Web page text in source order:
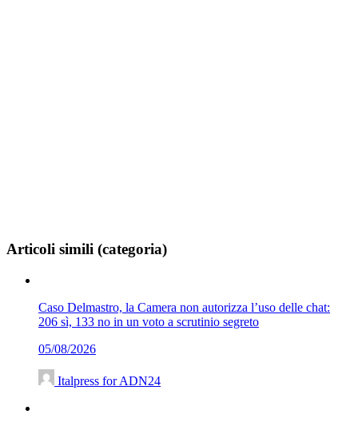
Articoli simili (categoria)
Caso Delmastro, la Camera non autorizza l’uso delle chat:
206 sì, 133 no in un voto a scrutinio segreto
05/08/2026
Italpress for ADN24